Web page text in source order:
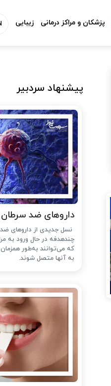
پزشکان و مراکز درمانی زیبایی
پیشنهاد سردبیر
داروهای ضد سرطان
نسل جدیدی از داروهای
چندهدفه در حال ورود به
که می‌توانند به‌طور
به آنها متصل شوند.